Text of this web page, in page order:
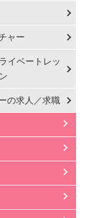
ャー
イベートレッ
の求人／求職